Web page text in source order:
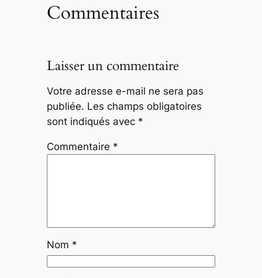
Commentaires
Laisser un commentaire
Votre adresse e-mail ne sera pas
publiée. Les champs obligatoires
sont indiqués avec *
Commentaire *
Nom *